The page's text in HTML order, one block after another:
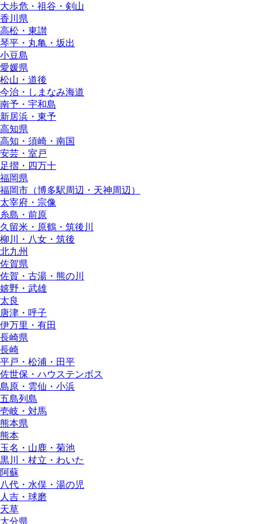
大歩危・祖谷・剣山
香川県
高松・東讃
琴平・丸亀・坂出
小豆島
愛媛県
松山・道後
今治・しまなみ海道
南予・宇和島
新居浜・東予
高知県
高知・須崎・南国
安芸・室戸
足摺・四万十
福岡県
福岡市（博多駅周辺・天神周辺）
太宰府・宗像
糸島・前原
久留米・原鶴・筑後川
柳川・八女・筑後
北九州
佐賀県
佐賀・古湯・熊の川
嬉野・武雄
太良
唐津・呼子
伊万里・有田
長崎県
長崎
平戸・松浦・田平
佐世保・ハウステンボス
島原・雲仙・小浜
五島列島
壱岐・対馬
熊本県
熊本
玉名・山鹿・菊池
黒川・杖立・わいた
阿蘇
八代・水俣・湯の児
人吉・球磨
天草
大分県